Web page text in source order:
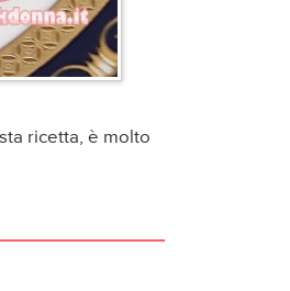
ricetta, è molto